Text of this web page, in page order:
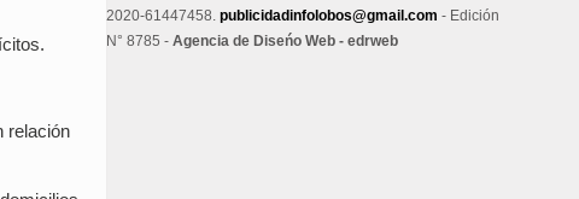
relación
2020-61447458. publicidadinfolobos@gmail.com - Edición
N° 8785 - Agencia de Diseńo Web - edrweb